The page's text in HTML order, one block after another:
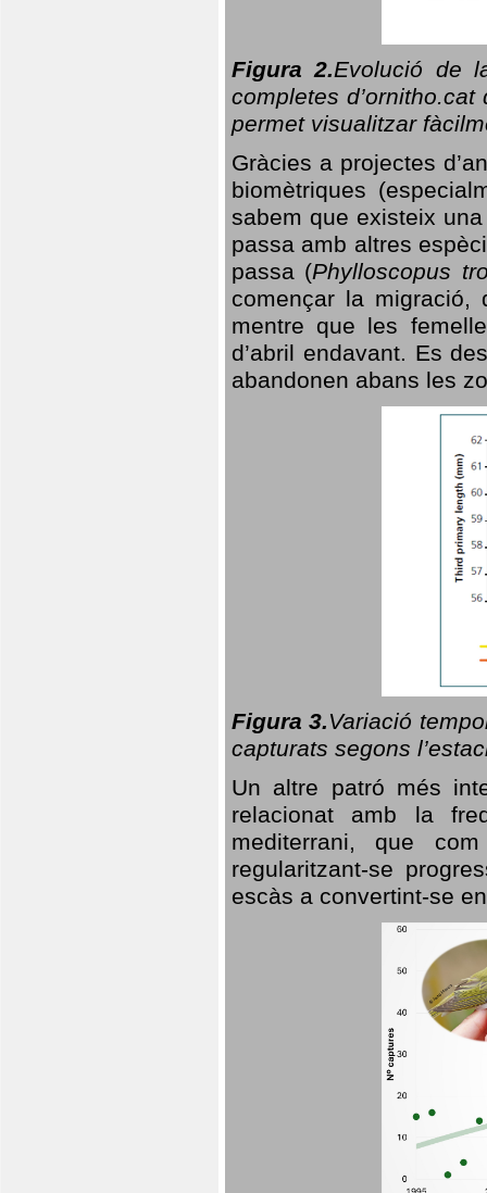
Figura 2.Evolució de
completes
permet visualitzar
Gràcies a projectes
biomètriques
sabem que existeix
passa amb altres
passa (Phylloscopus
començar la migració,
mentre que les
d’abril endavant. Es
abandonen abans les
Figura 3.Variació
capturats segons
Un altre patró més
relacionat amb la
mediterrani, que
regularitzant-se
escàs a convertint-se